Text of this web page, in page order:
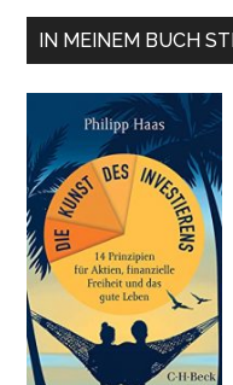
IN MEINEM BUCH